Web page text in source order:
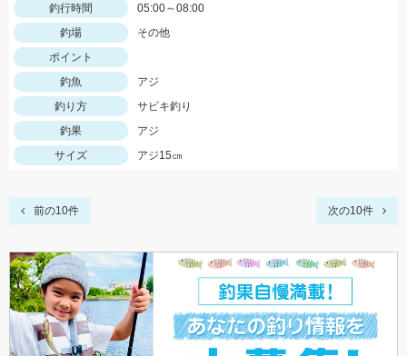
釣行時間
05:00～08:00
釣場
その他
ポイント
釣魚
アジ
釣り方
サビキ釣り
釣果
アジ
サイズ
アジ15㎝
前の10件 次の10件